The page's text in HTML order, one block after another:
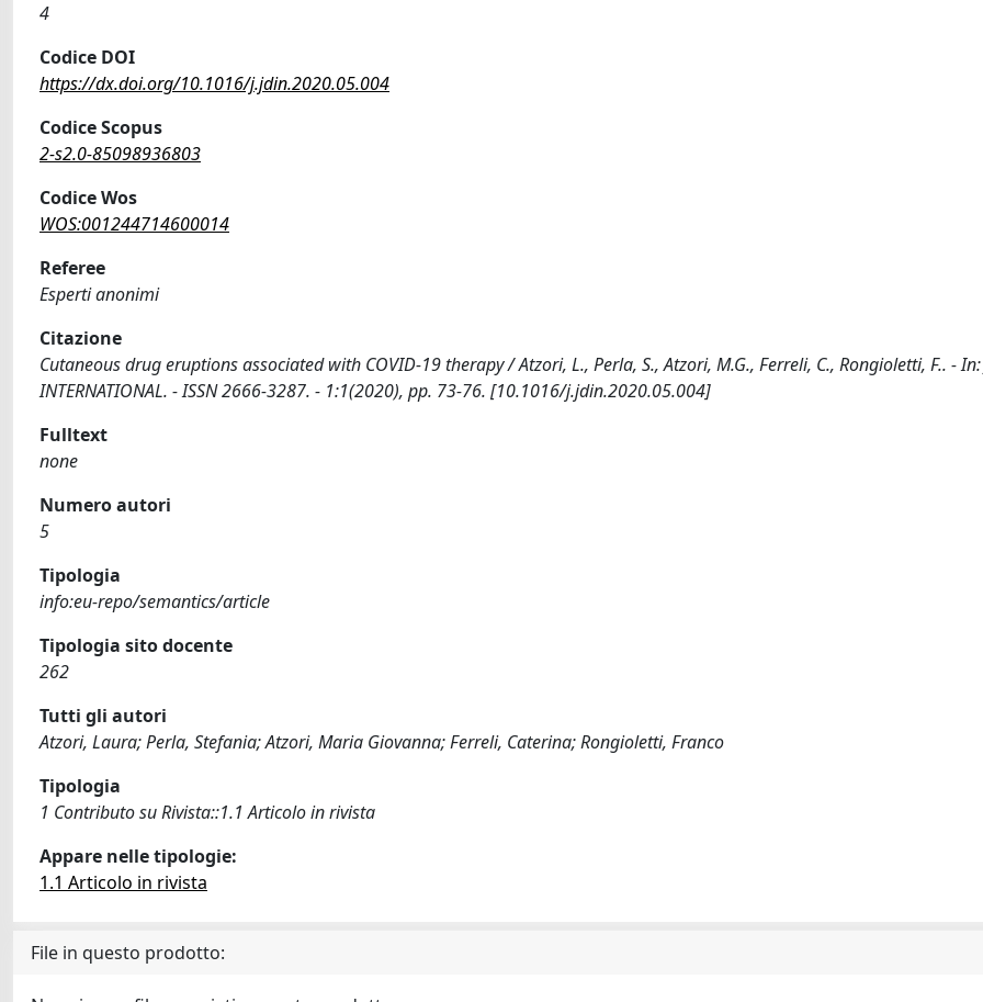
4
Codice DOI
https://dx.doi.org/10.1016/j.jdin.2020.05.004
Codice Scopus
2-s2.0-85098936803
Codice Wos
WOS:001244714600014
Referee
Esperti anonimi
Citazione
Cutaneous drug eruptions associated with COVID-19 therapy / Atzori, L., Perla, S., Atzori, M.G., Ferreli, C., Rongioletti, F.. - In:
INTERNATIONAL. - ISSN 2666-3287. - 1:1(2020), pp. 73-76. [10.1016/j.jdin.2020.05.004]
Fulltext
none
Numero autori
5
Tipologia
info:eu-repo/semantics/article
Tipologia sito docente
262
Tutti gli autori
Atzori, Laura; Perla, Stefania; Atzori, Maria Giovanna; Ferreli, Caterina; Rongioletti, Franco
Tipologia
1 Contributo su Rivista::1.1 Articolo in rivista
Appare nelle tipologie:
1.1 Articolo in rivista
File in questo prodotto: